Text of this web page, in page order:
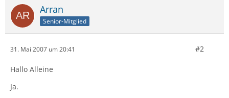
Arran
Senior-Mitglied
31. Mai 2007 um 20:41 #2
Hallo Alleine
Ja.